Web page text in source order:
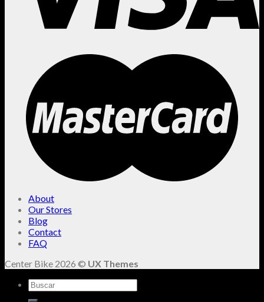
About
Our Stores
Blog
Contact
FAQ
Center Bike 2026 © UX Themes
Buscar
por: